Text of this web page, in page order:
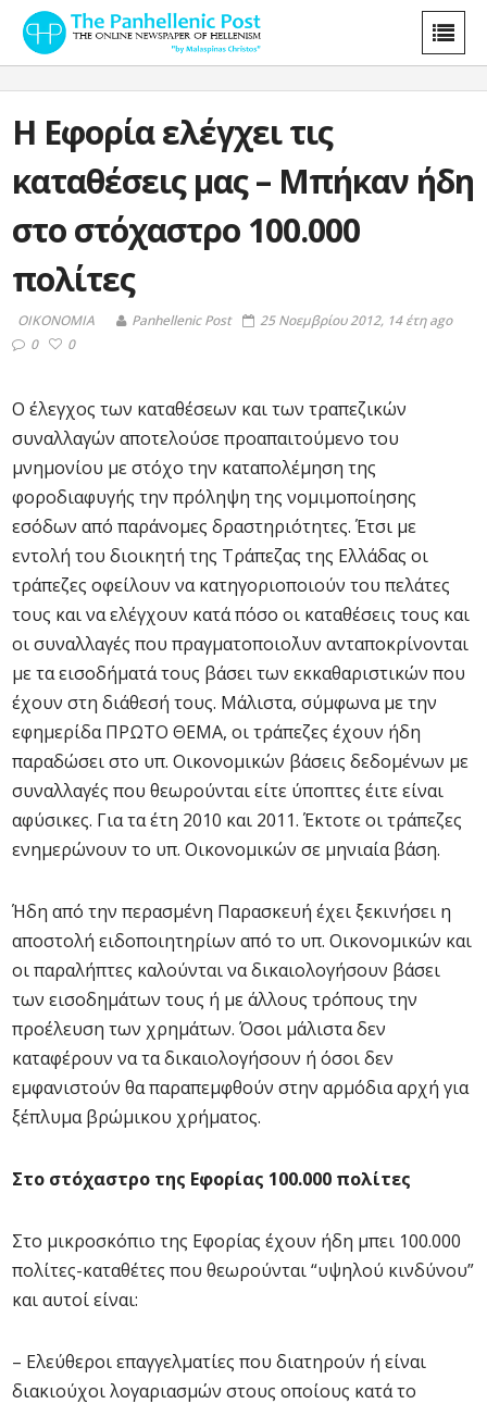
Η Εφορία ελέγχει τις
καταθέσεις μας – Μπήκαν ήδη
στο στόχαστρο 100.000
πολίτες
ΟΙΚΟΝΟΜΙΑ Panhellenic Post
25 Νοεμβρίου 2012, 14 έτη ago
0
0
Ο έλεγχος των καταθέσεων και των τραπεζικών
συναλλαγών αποτελούσε προαπαιτούμενο του
μνημονίου με στόχο την καταπολέμηση της
φοροδιαφυγής την πρόληψη της νομιμοποίησης
εσόδων από παράνομες δραστηριότητες. Έτσι με
εντολή του διοικητή της Τράπεζας της Ελλάδας οι
τράπεζες οφείλουν να κατηγοριοποιούν του πελάτες
τους και να ελέγχουν κατά πόσο οι καταθέσεις τους και
οι συναλλαγές που πραγματοποιο΄λυν ανταποκρίνονται
με τα εισοδήματά τους βάσει των εκκαθαριστικών που
έχουν στη διάθεσή τους. Μάλιστα, σύμφωνα με την
εφημερίδα ΠΡΩΤΟ ΘΕΜΑ, οι τράπεζες έχουν ήδη
παραδώσει στο υπ. Οικονομικών βάσεις δεδομένων με
συναλλαγές που θεωρούνται είτε ύποπτες έιτε είναι
αφύσικες. Για τα έτη 2010 και 2011. Έκτοτε οι τράπεζες
ενημερώνουν το υπ. Οικονομικών σε μηνιαία βάση.
Ήδη από την περασμένη Παρασκευή έχει ξεκινήσει η
αποστολή ειδοποιητηρίων από το υπ. Οικονομικών και
οι παραλήπτες καλούνται να δικαιολογήσουν βάσει
των εισοδημάτων τους ή με άλλους τρόπους την
προέλευση των χρημάτων. Όσοι μάλιστα δεν
καταφέρουν να τα δικαιολογήσουν ή όσοι δεν
εμφανιστούν θα παραπεμφθούν στην αρμόδια αρχή για
ξέπλυμα βρώμικου χρήματος.
Στο στόχαστρο της Εφορίας 100.000 πολίτες
Στο μικροσκόπιο της Εφορίας έχουν ήδη μπει 100.000
πολίτες-καταθέτες που θεωρούνται “υψηλού κινδύνου”
και αυτοί είναι:
– Ελεύθεροι επαγγελματίες που διατηρούν ή είναι
διακιούχοι λογαριασμών στους οποίους κατά το